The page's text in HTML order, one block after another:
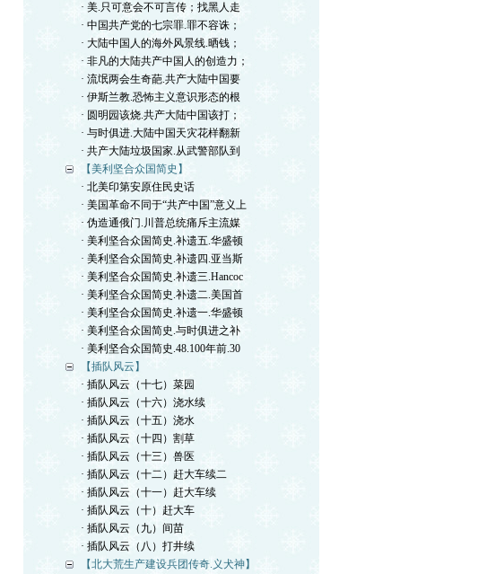
· 美.只可意会不可言传；找黑人走
· 中国共产党的七宗罪.罪不容诛；
· 大陆中国人的海外风景线.晒钱；
· 非凡的大陆共产中国人的创造力；
· 流氓两会生奇葩.共产大陆中国要
· 伊斯兰教.恐怖主义意识形态的根
· 圆明园该烧.共产大陆中国该打；
· 与时俱进.大陆中国天灾花样翻新
· 共产大陆垃圾国家.从武警部队到
【美利坚合众国简史】
· 北美印第安原住民史话
· 美国革命不同于“共产中国”意义上
· 伪造通俄门.川普总统痛斥主流媒
· 美利坚合众国简史.补遗五.华盛顿
· 美利坚合众国简史.补遗四.亚当斯
· 美利坚合众国简史.补遗三.Hancoc
· 美利坚合众国简史.补遗二.美国首
· 美利坚合众国简史.补遗一.华盛顿
· 美利坚合众国简史.与时俱进之补
· 美利坚合众国简史.48.100年前.30
【插队风云】
· 插队风云（十七）菜园
· 插队风云（十六）浇水续
· 插队风云（十五）浇水
· 插队风云（十四）割草
· 插队风云（十三）兽医
· 插队风云（十二）赶大车续二
· 插队风云（十一）赶大车续
· 插队风云（十）赶大车
· 插队风云（九）间苗
· 插队风云（八）打井续
【北大荒生产建设兵团传奇.义犬神】